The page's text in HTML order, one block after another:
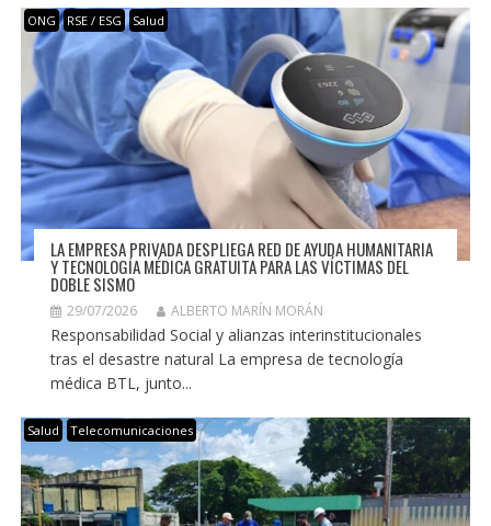
ONG RSE / ESG Salud
LA EMPRESA PRIVADA DESPLIEGA RED DE AYUDA HUMANITARIA
Y TECNOLOGÍA MÉDICA GRATUITA PARA LAS VÍCTIMAS DEL
DOBLE SISMO
29/07/2026 ALBERTO MARÍN MORÁN
Responsabilidad Social y alianzas interinstitucionales
tras el desastre natural La empresa de tecnología
médica BTL, junto...
Salud Telecomunicaciones